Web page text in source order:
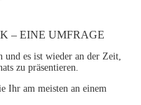
– EINE UMFRAGE
es ist wieder an der Zeit,
zu präsentieren.
Ihr am meisten an einem